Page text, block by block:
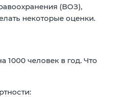
(ВОЗ),
некоторые оценки.
1000 человек в год. Что